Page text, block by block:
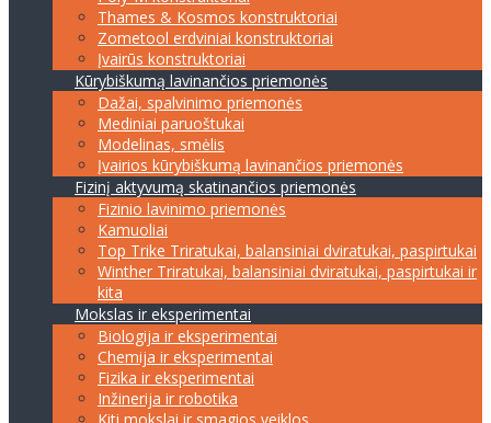
Thames & Kosmos konstruktoriai
Zometool erdviniai konstruktoriai
Įvairūs konstruktoriai
Kūrybiškumą lavinančios priemonės
Dažai, spalvinimo priemonės
Mediniai paruoštukai
Modelinas, smėlis
Įvairios kūrybiškumą lavinančios priemonės
Fizinį aktyvumą skatinančios priemonės
Fizinio lavinimo priemonės
Kamuoliai
Top Trike Triratukai, balansiniai dviratukai, paspirtukai
Winther Triratukai, balansiniai dviratukai, paspirtukai ir
kita
Mokslas ir eksperimentai
Biologija ir eksperimentai
Chemija ir eksperimentai
Fizika ir eksperimentai
Inžinerija ir robotika
Kiti mokslai ir smagios veiklos